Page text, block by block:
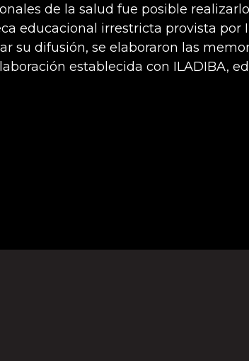
de la salud fue posible
educacional irrestricta provista por
su difusión, se elaboraron las
establecida con ILADIBA,